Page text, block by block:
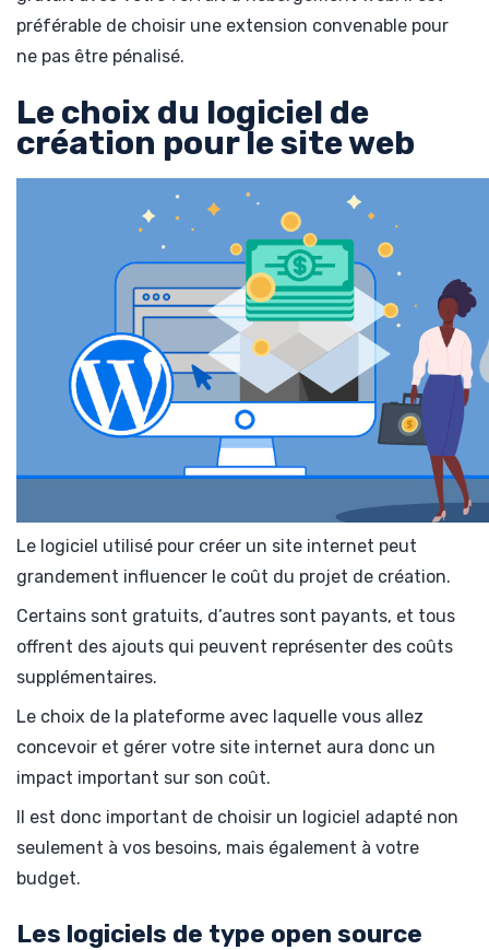
préférable de choisir une extension convenable pour
ne pas être pénalisé.
Le choix du logiciel de
création pour le site web
Le logiciel utilisé pour créer un site internet peut
grandement influencer le coût du projet de création.
Certains sont gratuits, d’autres sont payants, et tous
offrent des ajouts qui peuvent représenter des coûts
supplémentaires.
Le choix de la plateforme avec laquelle vous allez
concevoir et gérer votre site internet aura donc un
impact important sur son coût.
Il est donc important de choisir un logiciel adapté non
seulement à vos besoins, mais également à votre
budget.
Les logiciels de type open source